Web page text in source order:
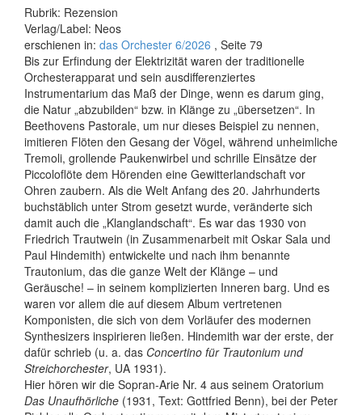
Rubrik: Rezension
Verlag/Label: Neos
erschienen in: das Orchester 6/2026 , Seite 79
Bis zur Erfindung der Elektrizität waren der traditionelle
Orchesterapparat und sein ausdifferenziertes
Instrumentarium das Maß der Dinge, wenn es darum ging,
die Natur „abzubilden“ bzw. in Klänge zu „übersetzen“. In
Beethovens Pastorale, um nur dieses Beispiel zu nennen,
imitieren Flöten den Gesang der Vögel, während unheimliche
Tremoli, grollende Paukenwirbel und schrille Einsätze der
Piccoloflöte dem Hörenden eine Gewitterlandschaft vor
Ohren zaubern. Als die Welt Anfang des 20. Jahr­hunderts
buchstäblich unter Strom gesetzt wurde, veränderte sich
damit auch die „Klanglandschaft“. Es war das 1930 von
Friedrich Trautwein (in Zusammenarbeit mit Oskar Sala und
Paul Hindemith) entwickelte und nach ihm benannte
Trautonium, das die ganze Welt der Klänge – und
Geräusche! – in seinem komplizierten Inneren barg. Und es
waren vor allem die auf diesem Album vertretenen
Komponisten, die sich von dem Vorläufer des modernen
Synthesizers inspirieren ließen. Hindemith war der erste, der
dafür schrieb (u. a. das Concertino für Trautonium und
Streichorchester, UA 1931).
Hier hören wir die Sopran-Arie Nr. 4 aus seinem Oratorium
Das Unaufhörliche (1931, Text: Gottfried Benn), bei der Peter